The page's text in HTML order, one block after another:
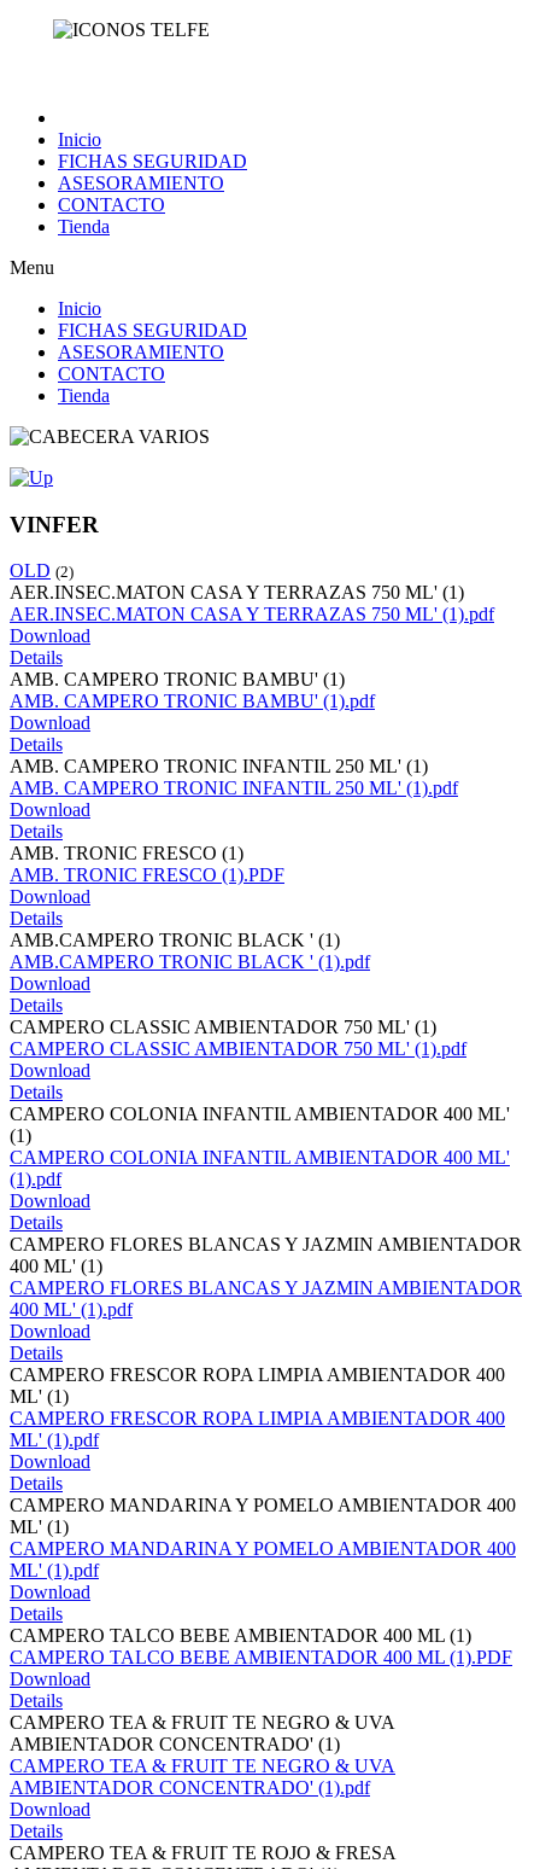
Inicio
FICHAS SEGURIDAD
ASESORAMIENTO
CONTACTO
Tienda
Menu
Inicio
FICHAS SEGURIDAD
ASESORAMIENTO
CONTACTO
Tienda
VINFER
OLD (2)
AER.INSEC.MATON CASA Y TERRAZAS 750 ML' (1)
AER.INSEC.MATON CASA Y TERRAZAS 750 ML' (1).pdf
Download
Details
AMB. CAMPERO TRONIC BAMBU' (1)
AMB. CAMPERO TRONIC BAMBU' (1).pdf
Download
Details
AMB. CAMPERO TRONIC INFANTIL 250 ML' (1)
AMB. CAMPERO TRONIC INFANTIL 250 ML' (1).pdf
Download
Details
AMB. TRONIC FRESCO (1)
AMB. TRONIC FRESCO (1).PDF
Download
Details
AMB.CAMPERO TRONIC BLACK ' (1)
AMB.CAMPERO TRONIC BLACK ' (1).pdf
Download
Details
CAMPERO CLASSIC AMBIENTADOR 750 ML' (1)
CAMPERO CLASSIC AMBIENTADOR 750 ML' (1).pdf
Download
Details
CAMPERO COLONIA INFANTIL AMBIENTADOR 400 ML'
(1)
CAMPERO COLONIA INFANTIL AMBIENTADOR 400 ML'
(1).pdf
Download
Details
CAMPERO FLORES BLANCAS Y JAZMIN AMBIENTADOR
400 ML' (1)
CAMPERO FLORES BLANCAS Y JAZMIN AMBIENTADOR
400 ML' (1).pdf
Download
Details
CAMPERO FRESCOR ROPA LIMPIA AMBIENTADOR 400
ML' (1)
CAMPERO FRESCOR ROPA LIMPIA AMBIENTADOR 400
ML' (1).pdf
Download
Details
CAMPERO MANDARINA Y POMELO AMBIENTADOR 400
ML' (1)
CAMPERO MANDARINA Y POMELO AMBIENTADOR 400
ML' (1).pdf
Download
Details
CAMPERO TALCO BEBE AMBIENTADOR 400 ML (1)
CAMPERO TALCO BEBE AMBIENTADOR 400 ML (1).PDF
Download
Details
CAMPERO TEA & FRUIT TE NEGRO & UVA
AMBIENTADOR CONCENTRADO' (1)
CAMPERO TEA & FRUIT TE NEGRO & UVA
AMBIENTADOR CONCENTRADO' (1).pdf
Download
Details
CAMPERO TEA & FRUIT TE ROJO & FRESA